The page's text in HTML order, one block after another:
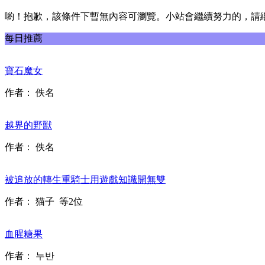
喲！抱歉，該條件下暫無內容可瀏覽。小站會繼續努力的，請
每日推薦
寶石魔女
作者： 佚名
越界的野獸
作者： 佚名
被追放的轉生重騎士用遊戲知識開無雙
作者： 猫子 等2位
血腥糖果
作者： 누반